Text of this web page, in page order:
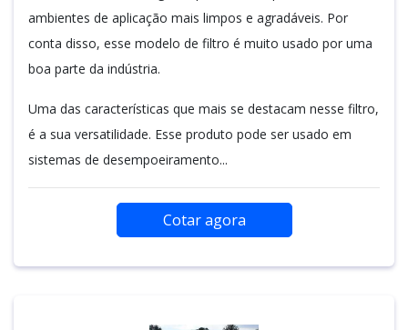
ambientes de aplicação mais limpos e agradáveis. Por
conta disso, esse modelo de filtro é muito usado por uma
boa parte da indústria.
Uma das características que mais se destacam nesse filtro,
é a sua versatilidade. Esse produto pode ser usado em
sistemas de desempoeiramento...
Cotar agora